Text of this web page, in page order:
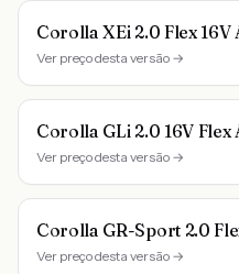
Corolla XEi 2.0 Flex 16V
Ver preço desta versão →
Corolla GLi 2.0 16V Flex
Ver preço desta versão →
Corolla GR-Sport 2.0
Ver preço desta versão →